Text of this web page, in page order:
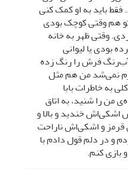
باید به او کمک کنی
تو هم وقتی کوچک بودی
وقتی ظهر به خانه
بودی یا لیوانی
فرش را رنگ زده
نمی‌شد من هم مثل
به خاطرات بابا
من را شنید، به اتاق
خندید و بالا و
قرمز و اشکی‌اش ناراحت
و در دلم قول دادم با
بازی کنم.